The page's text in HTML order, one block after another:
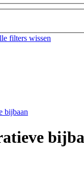
filters wissen
bijbaan